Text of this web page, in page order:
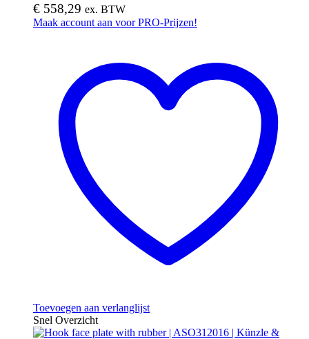
€ 558,29 ex. BTW
Maak account aan voor PRO-Prijzen!
Toevoegen aan verlanglijst
Snel Overzicht